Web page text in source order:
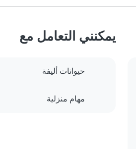
يمكنني التعامل مع
حيوانات أليفة
مهام منزلية